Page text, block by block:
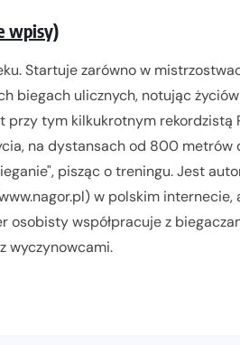
wpisy)
Startuje zarówno w
biegach ulicznych, notując
przy tym kilkukrotnym rekordzistą
na dystansach od 800 metrów
pisząc o treningu. Jest
w polskim internecie,
osobisty współpracuje z
wyczynowcami.